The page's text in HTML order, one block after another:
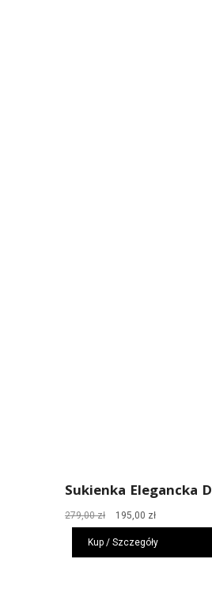
Sukienka Elegancka
279,00zł
Pierwotna
cena
wynosiła:
279,00 zł.
195,00 złAktualna
cena
wynosi:
195,00 zł.
Kup / Szczegóły